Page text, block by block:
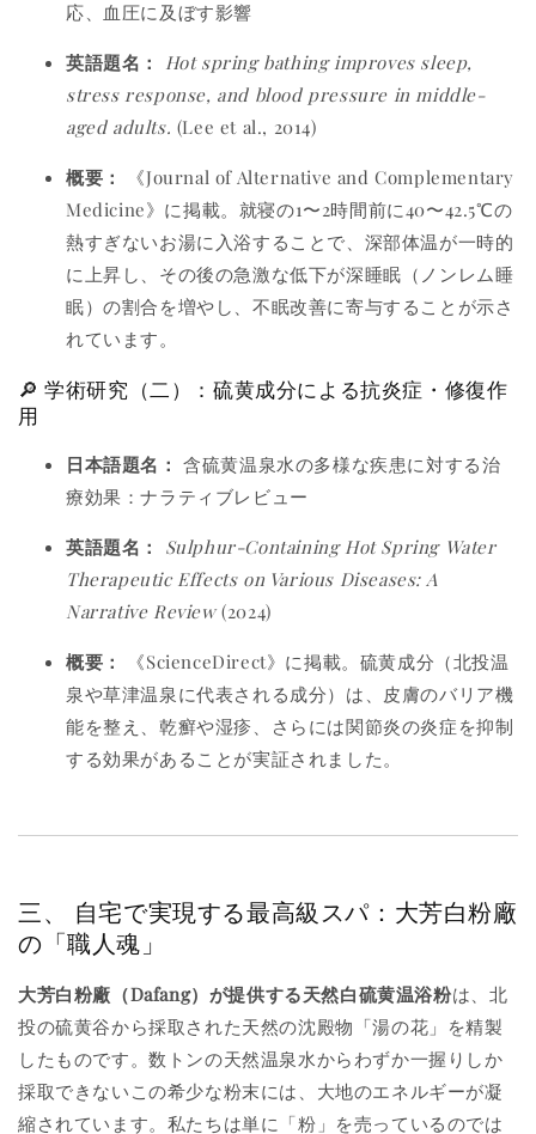
応、血圧に及ぼす影響
英語題名：
Hot spring bathing improves sleep,
stress response, and blood pressure in middle-
aged adults. (Lee et al., 2014)
概要：
《Journal of Alternative and Complementary
Medicine》に掲載。就寝の1〜2時間前に40〜42.5℃の
熱すぎないお湯に入浴することで、深部体温が一時的
に上昇し、その後の急激な低下が深睡眠（ノンレム睡
眠）の割合を増やし、不眠改善に寄与することが示さ
れています。
🔎 学術研究（二）：硫黄成分による抗炎症・修復作
用
日本語題名： 含硫黄温泉水の多様な疾患に対する治
療効果：ナラティブレビュー
英語題名：
Sulphur-Containing Hot Spring Water
Therapeutic Effects on Various Diseases: A
Narrative Review(2024)
概要：
《ScienceDirect》に掲載。硫黄成分（北投温
泉や草津温泉に代表される成分）は、皮膚のバリア機
能を整え、乾癬や湿疹、さらには関節炎の炎症を抑制
する効果があることが実証されました。
三、 自宅で実現する最高級スパ：大芳白粉廠
の「職人魂」
大芳白粉廠（Dafang） が提供する天然白硫黄温浴粉は、北
投の硫黄谷から採取された天然の沈殿物「湯の花」を精製
したものです。数トンの天然温泉水からわずか一握りしか
採取できないこの希少な粉末には、大地のエネルギーが凝
縮されています。私たちは単に「粉」を売っているのでは